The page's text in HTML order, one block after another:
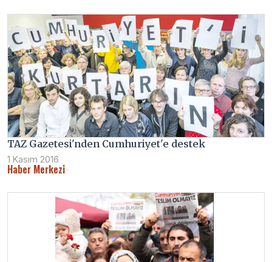
TAZ Gazetesi'nden Cumhuriyet'e destek
1 Kasım 2016
Haber Merkezi